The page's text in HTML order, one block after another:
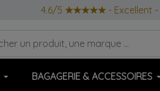
4.6/5 ★★★★★ - Excellent -
BAGAGERIE & ACCESSOIRES